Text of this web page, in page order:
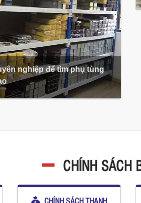
nghiệp để tìm phụ tùng
CHÍNH SÁCH
CHÍNH SÁCH THANH